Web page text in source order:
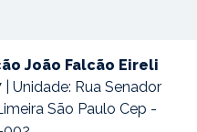
João Falcão Eireli
Unidade: Rua Senador
São Paulo Cep -